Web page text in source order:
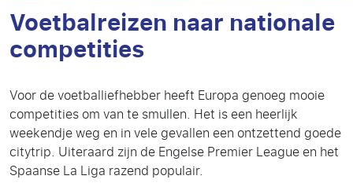
Voetbalreizen naar nationale
competities
Voor de voetballiefhebber heeft Europa genoeg mooie
competities om van te smullen. Het is een heerlijk
weekendje weg en in vele gevallen een ontzettend goede
citytrip. Uiteraard zijn de Engelse Premier League en het
Spaanse La Liga razend populair.